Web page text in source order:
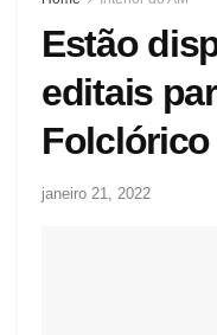
Estão
editais
janeiro 21, 2022